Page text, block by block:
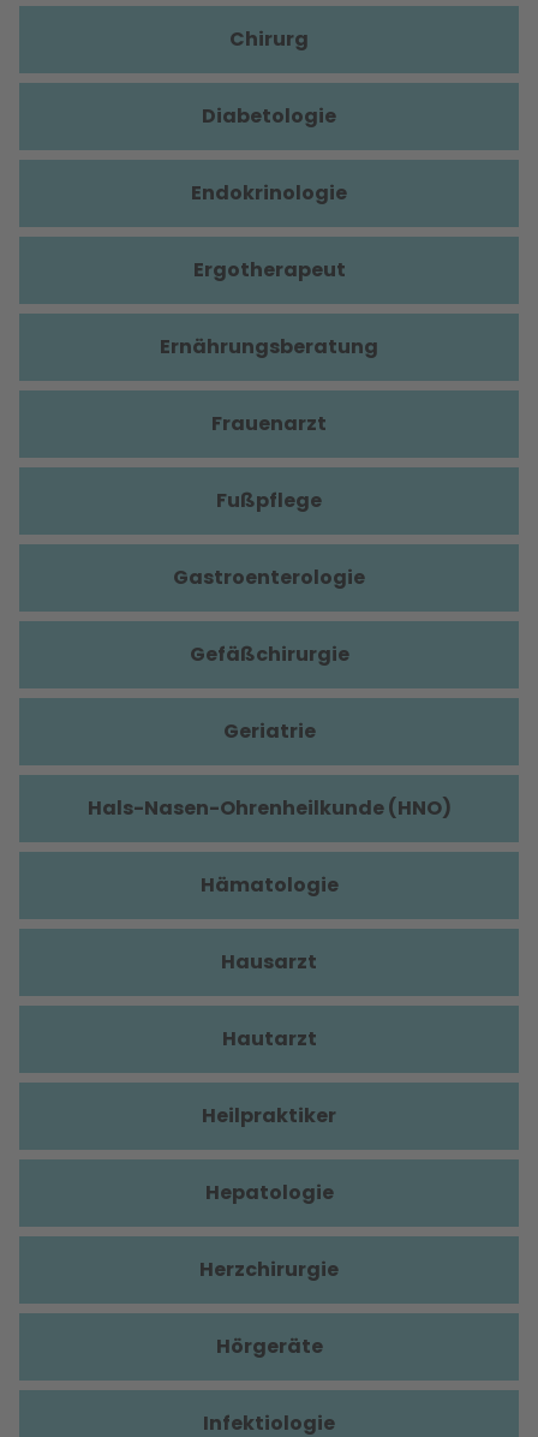
Chirurg
Diabetologie
Endokrinologie
Ergotherapeut
Ernährungsberatung
Frauenarzt
Fußpflege
Gastroenterologie
Gefäßchirurgie
Geriatrie
Hals-Nasen-Ohrenheilkunde (HNO)
Hämatologie
Hausarzt
Hautarzt
Heilpraktiker
Hepatologie
Herzchirurgie
Hörgeräte
Infektiologie